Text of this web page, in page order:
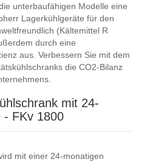
unterbaufähigen Modelle eine
Lagerkühlgeräte für den
(Kältemittel R
durch eine
aus. Verbessern Sie mit dem
die CO2-Bilanz
mit 24-
- FKv 1800
mit einer 24-monatigen